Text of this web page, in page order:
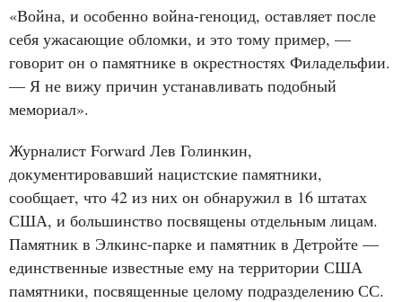
«Война, и особенно война-геноцид, оставляет после
себя ужасающие обломки, и это тому пример, —
говорит он о памятнике в окрестностях Филадельфии.
— Я не вижу причин устанавливать подобный
мемориал».
Журналист Forward Лев Голинкин,
документировавший нацистские памятники,
сообщает, что 42 из них он обнаружил в 16 штатах
США, и большинство посвящены отдельным лицам.
Памятник в Элкинс-парке и памятник в Детройте —
единственные известные ему на территории США
памятники, посвященные целому подразделению СС.